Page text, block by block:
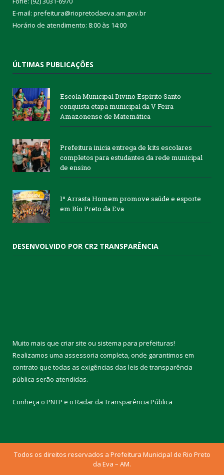
E-mail: prefeitura@riopretodaeva.am.gov.br
Horário de atendimento: 8:00 às 14:00
ÚLTIMAS PUBLICAÇÕES
Escola Municipal Divino Espírito Santo
conquista etapa municipal da V Feira
Amazonense de Matemática
Prefeitura inicia entrega de kits escolares
completos para estudantes da rede municipal
de ensino
1º Arrasta Homem promove saúde e esporte
em Rio Preto da Eva
DESENVOLVIDO POR CR2 TRANSPARÊNCIA
Muito mais que criar site ou sistema para prefeituras!
Realizamos uma assessoria completa, onde garantimos em
contrato que todas as exigências das leis de transparência
pública serão atendidas.
Conheça o PNTP e o Radar da Transparência Pública
Todos os direitos reservados a Prefeitura Municipal de Rio Preto
da Eva – AM.